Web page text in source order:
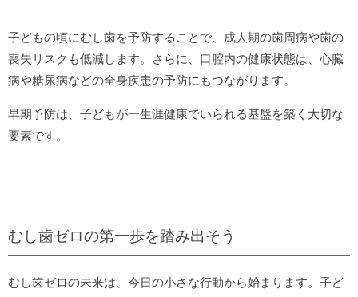
子どもの頃にむし歯を予防することで、成人期の歯周病や歯の
喪失リスクも低減します。さらに、口腔内の健康状態は、心臓
病や糖尿病などの全身疾患の予防にもつながります。
早期予防は、子どもが一生涯健康でいられる基盤を築く大切な
要素です。
むし歯ゼロの第一歩を踏み出そう
むし歯ゼロの未来は、今日の小さな行動から始まります。子ど